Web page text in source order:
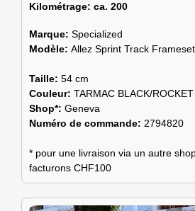
Kilométrage: ca. 200
Marque: Specialized
Modèle: Allez Sprint Track
Taille: 54 cm
Couleur: TARMAC BLACK/
Shop*: Geneva
Numéro de commande: 2794820
* pour une livraison via un autre
facturons CHF100